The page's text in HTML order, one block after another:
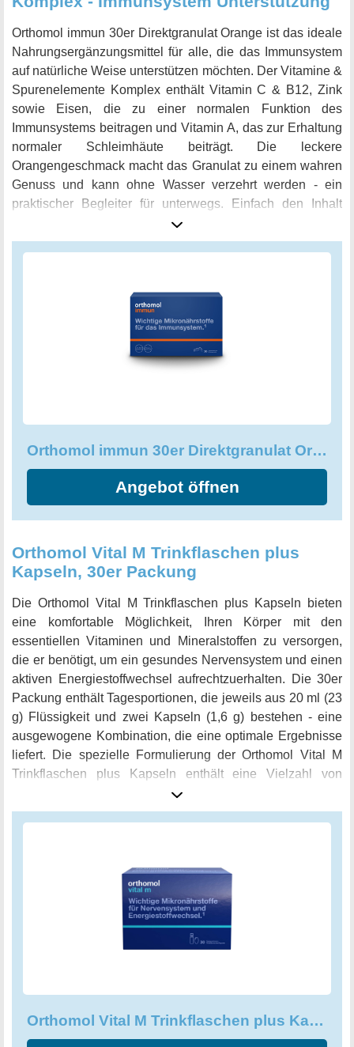
Orthomol immun 30er Direktgranulat Orange ist das ideale
Nahrungsergänzungsmittel für alle, die das Immunsystem
auf natürliche Weise unterstützen möchten. Der Vitamine &
Spurenelemente Komplex enthält Vitamin C & B12, Zink
sowie Eisen, die zu einer normalen Funktion des
Immunsystems beitragen und Vitamin A, das zur Erhaltung
normaler Schleimhäute beiträgt. Die leckere
Orangengeschmack macht das Granulat zu einem wahren
Genuss und kann ohne Wasser verzehrt werden - ein
praktischer Begleiter für unterwegs. Einfach den Inhalt
eines Beutels täglich zu oder nach einer Mahlzeit direkt in
den Mund geben oder in kleineren Portionen einnehmen.
nutritiv bedingten Immundefiziten. Geben Sie Ihrem
Immunsystem eine Chance und unterstützen Sie es mit
Orthomol immun 30er Direktgranulat Orange.
Orthomol immun 30er Direktgranulat Orange - Vitamine & Spurenelemente
Angebot öffnen
Orthomol Vital M Trinkflaschen plus
Kapseln, 30er Packung
Die Orthomol Vital M Trinkflaschen plus Kapseln bieten
eine komfortable Möglichkeit, Ihren Körper mit den
essentiellen Vitaminen und Mineralstoffen zu versorgen,
die er benötigt, um ein gesundes Nervensystem und einen
aktiven Energiestoffwechsel aufrechtzuerhalten. Die 30er
Packung enthält Tagesportionen, die jeweils aus 20 ml (23
g) Flüssigkeit und zwei Kapseln (1,6 g) bestehen - eine
ausgewogene Kombination, die eine optimale Ergebnisse
liefert. Die spezielle Formulierung der Orthomol Vital M
Trinkflaschen plus Kapseln enthält eine Vielzahl von
Vitalstoffen wie Vitamin B1, B6, B12, C und D sowie
Magnesium, Zink und Eisen - allesamt wichtige Nährstoffe,
den Geschmack und die Süße zu verbessern. Die PZN-
Nummer -1319850 bestätigt die Qualität und die Sicherheit
der Orthomol Vital M Trinkflaschen plus Kapseln und
macht es Ihnen leicht, sie frei zu erwerben. Nehmen Sie
diese Nährstoffkombination als Teil Ihrer täglichen Routine
Orthomol Vital M Trinkflaschen plus Kapseln, 30er Packung